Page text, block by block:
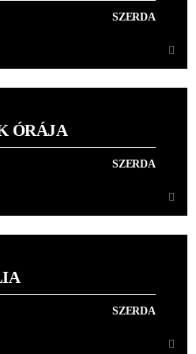
SZERDA
SZERDA
ÓRÁJA
SZERDA
SZERDA
SZERDA